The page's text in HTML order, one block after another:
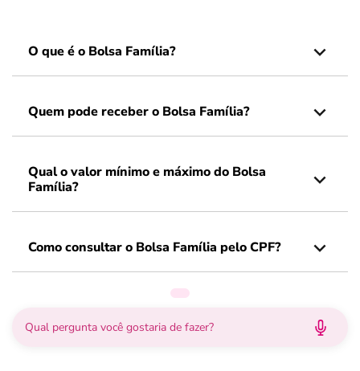
O que é o Bolsa Família?
Quem pode receber o Bolsa Família?
Qual o valor mínimo e máximo do Bolsa
Família?
Como consultar o Bolsa Família pelo CPF?